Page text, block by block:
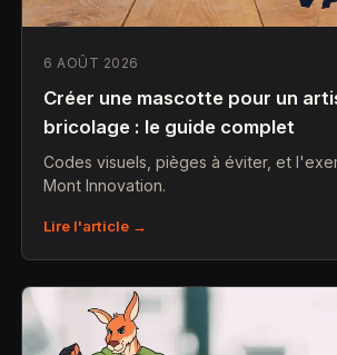
6 AOÛT 2026
Créer une mascotte pour un
bricolage : le guide complet
Codes visuels, pièges à éviter, et
Mont Innovation.
Lire l'article →